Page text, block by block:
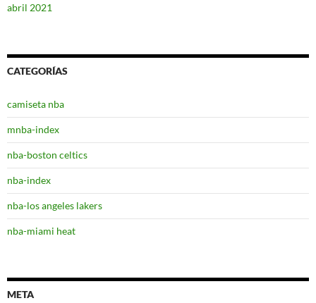
abril 2021
CATEGORÍAS
camiseta nba
mnba-index
nba-boston celtics
nba-index
nba-los angeles lakers
nba-miami heat
META